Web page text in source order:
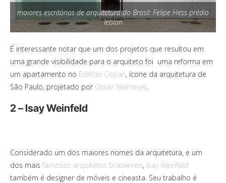
maiores escritórios de arquitetura do Brasil: Felipe Hess prédio
leblon
É interessante notar que um dos projetos que resultou em
uma grande visibilidade para o arquiteto foi uma reforma em
um apartamento no Edifício Copan, ícone da arquitetura de
São Paulo, projetado por Oscar Niemeyer
2 – Isay Weinfeld
Considerado um dos maiores nomes da arquitetura, e um
dos mais famosos arquitetos brasileiros, Isay Weinfeld
também é designer de móveis e cineasta. Seu trabalho é